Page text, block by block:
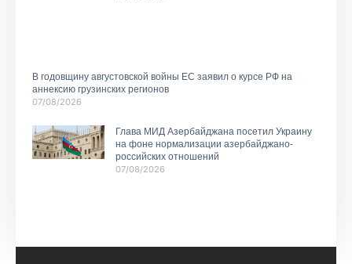
В годовщину августовской войны ЕС заявил о курсе РФ на
аннексию грузинских регионов
07/08/2026
Глава МИД Азербайджана посетил Украину
на фоне нормализации азербайджано-
российских отношений
07/08/2026